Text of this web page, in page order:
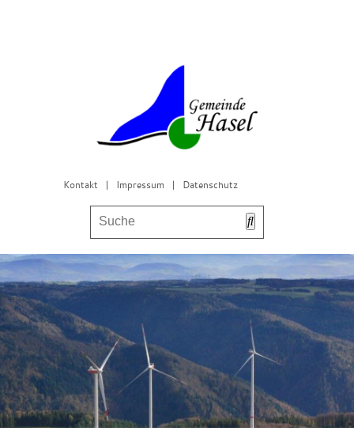
Kontakt | Impressum | Datenschutz
Bürgerservice & Gemeinderat
Leben in Hasel
Freizeit & Tourismus